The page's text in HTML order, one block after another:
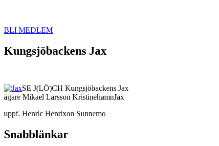
BLI MEDLEM
Kungsjöbackens Jax
SE J(LÖ)CH Kungsjöbackens Jax
ägare Mikael Larsson KristinehamnJax
uppf. Henric Henrixon Sunnemo
Snabblänkar